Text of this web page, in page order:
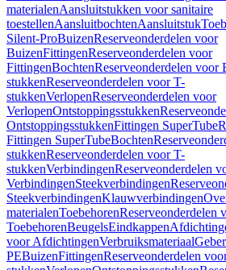
materialenAansluitstukken voor sanitaire
toestellenAansluitbochtenAansluitstuk
Silent-ProBuizenReserveonderdelen voor
BuizenFittingenReserveonderdelen voor
FittingenBochtenReserveonderdelen voor
stukkenReserveonderdelen voor T-
stukkenVerlopenReserveonderdelen voor
VerlopenOntstoppingsstukken
OntstoppingsstukkenFittingen SuperTube
Fittingen SuperTubeBochten
stukkenReserveonderdelen voor T-
stukkenVerbindingenReserveonderdelen
VerbindingenSteekverbindingen
SteekverbindingenKlauwverbindingen
materialenToebehorenReserveonderdelen
ToebehorenBeugelsEindkappen
voor AfdichtingenVerbruiksmateriaal
PEBuizenFittingenReserveonderdelen